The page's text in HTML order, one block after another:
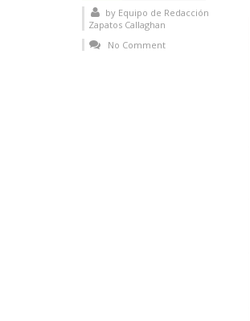
by Equipo de Redacción
Zapatos Callaghan
No Comment